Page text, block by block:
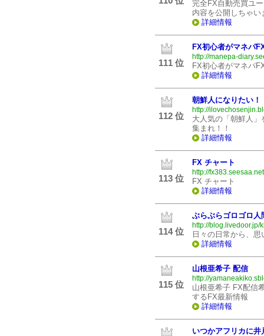
完全FX自動売買ユ
内容を公開しちゃい
詳細情報
111 位
FX初心者がマネパ
http://manepa-
FX初心者がマネパ
詳細情報
112 位
朝鮮人になりたい！
http://
大人気の「朝鮮人
集まれ！！
詳細情報
113 位
FX チャート
http://
FX チャート
詳細情報
114 位
ぶらぶらゴロゴロ人
http://blog.livedoor.jp/
日々の日常から、
詳細情報
115 位
山根亜希子 配信
http://
山根亜希子 FX配信
するFX最新情報
詳細情報
いつかアフリカに井